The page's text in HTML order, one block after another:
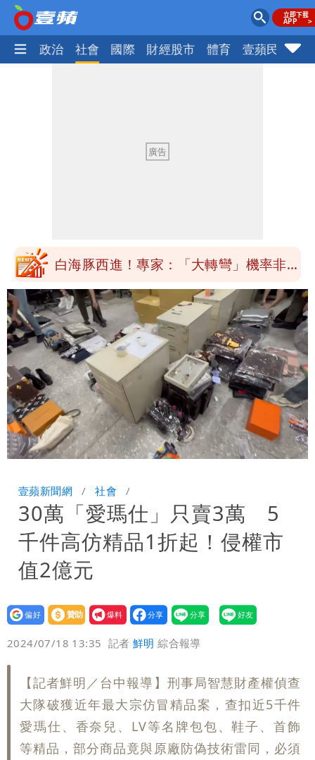
生活 政治 社會 國際 財經股市 體育 壹蘋民調
案 重課俄羅斯500%關稅
白海豚西進！專家：「大轉彎」機率非常
案 重課俄羅斯500%關稅
白海豚西進！專家：「大轉彎」機率非常
小 明強度有變化
Unmute Loaded
:
65.90%
壹蘋新聞網 社會
30萬「愛瑪仕」只賣3萬 5
千件高仿精品1折起！侵權市
值2億元
設為
贊助
我要
爆料
2024/07/18 13:35 記者鮮明 綜合報導
【記者鮮明／台中報導】刑事局智慧財產權偵查
大隊破獲近年最大宗仿冒精品案，查扣近5千件
愛瑪仕、香奈兒、LV等名牌包包、鞋子、首飾
等精品，部分商品竟與原廠防偽技術雷同，必須